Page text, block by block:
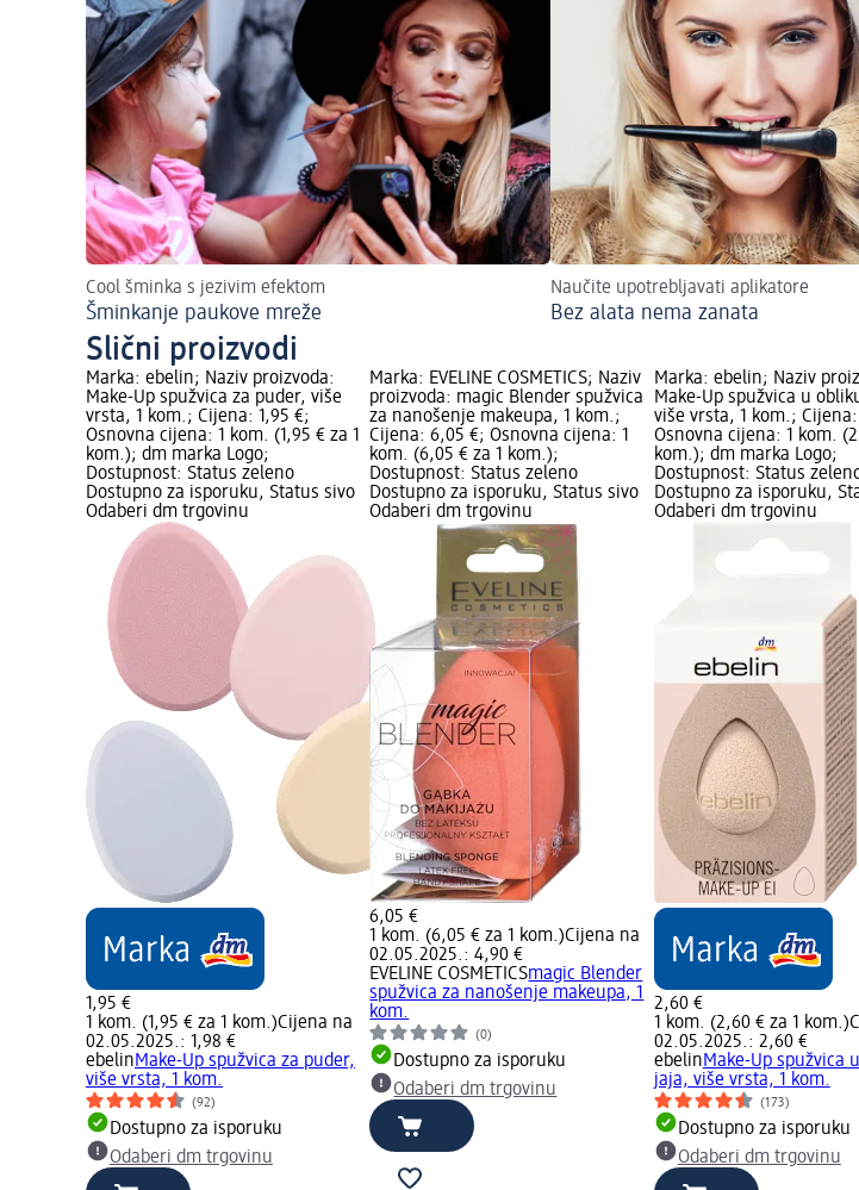
Cool šminka s jezivim efektom
Šminkanje paukove mreže
Naučite upotrebljavati aplikatore
Bez alata nema zanata
Slični proizvodi
Marka: ebelin; Naziv proizvoda:
Make-Up spužvica za puder, više
vrsta, 1 kom.; Cijena: 1,95 €;
Osnovna cijena: 1 kom. (1,95 € za 1
kom.); dm marka Logo;
Dostupnost: Status zeleno
Dostupno za isporuku, Status sivo
Odaberi dm trgovinu
1,95 €
1 kom. (1,95 € za 1 kom.)Cijena na
02.05.2025.: 1,98 €
ebelinMake-Up spužvica za puder,
više vrsta, 1 kom.
(92)
Dostupno za isporuku
Odaberi dm trgovinu
Marka: EVELINE COSMETICS; Naziv
proizvoda: magic Blender spužvica
za nanošenje makeupa, 1 kom.;
Cijena: 6,05 €; Osnovna cijena: 1
kom. (6,05 € za 1 kom.);
Dostupnost: Status zeleno
Dostupno za isporuku, Status sivo
Odaberi dm trgovinu
6,05 €
1 kom. (6,05 € za 1 kom.)Cijena na
02.05.2025.: 4,90 €
EVELINE COSMETICSmagic Blender
spužvica za nanošenje makeupa, 1
kom.
(0)
Dostupno za isporuku
Odaberi dm trgovinu
Marka: ebelin; Naziv
Make-Up spužvica u
više vrsta, 1 kom.;
Osnovna cijena: 1 kom.
kom.); dm marka Logo;
Dostupnost: Status
Dostupno za isporuku,
Odaberi dm trgovinu
2,60 €
1 kom. (2,60 € za 1 kom.)
02.05.2025.: 2,60 €
ebelinMake-Up spužvica
jaja, više vrsta, 1 kom.
(173)
Dostupno za isporuku
Odaberi dm trgovinu